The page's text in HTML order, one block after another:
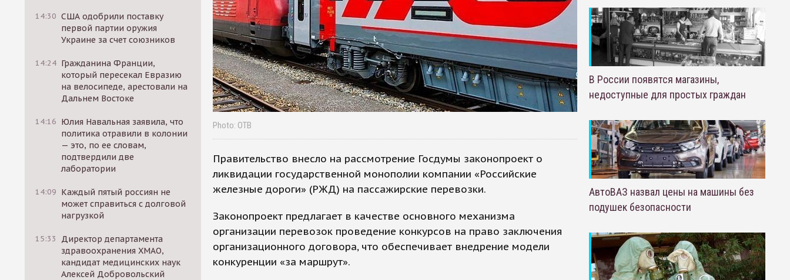
14:30 США одобрили поставку
первой партии оружия
Украине за счет союзников
14:24 Гражданина Франции,
который пересекал Евразию
на велосипеде, арестовали на
Дальнем Востоке
14:16 Юлия Навальная заявила, что
политика отравили в колонии
— это, по ее словам,
подтвердили две
лаборатории
14:09 Каждый пятый россиян не
может справиться с долговой
нагрузкой
15:33
Директор департамента
здравоохранения ХМАО,
кандидат медицинских наук
Алексей Добровольский
Photo: ОТВ
Правительство внесло на рассмотрение Госдумы законопроект о
ликвидации государственной монополии компании «Российские
железные дороги» (РЖД) на пассажирские перевозки.
Законопроект предлагает в качестве основного механизма
организации перевозок проведение конкурсов на право заключения
организационного договора, что обеспечивает внедрение модели
конкуренции «за маршрут».
В России появятся магазины,
недоступные для простых граждан
АвтоВАЗ назвал цены на машины без
подушек безопасности